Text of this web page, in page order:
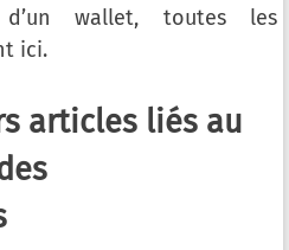
wallet, toutes les
ici.
articles liés au